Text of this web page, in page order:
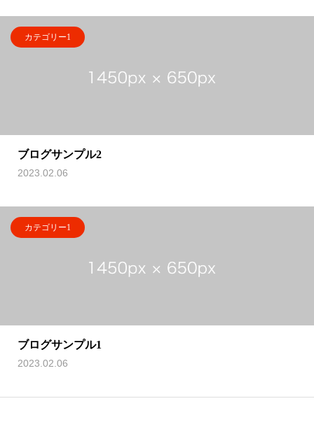
カテゴリー1
ブログサンプル2
2023.02.06
カテゴリー1
ブログサンプル1
2023.02.06